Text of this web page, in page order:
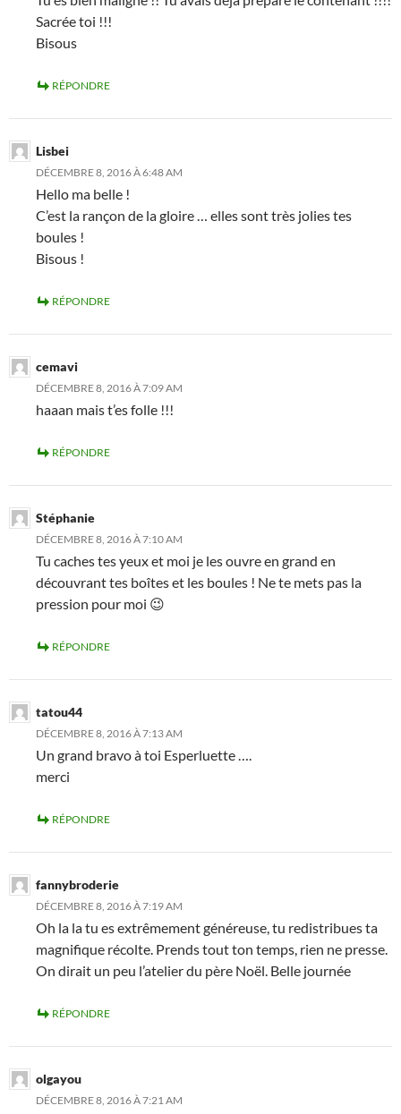
Sacrée toi !!!
Bisous
RÉPONDRE
Lisbei
DÉCEMBRE 8, 2016 À 6:48 AM
Hello ma belle !
C’est la rançon de la gloire … elles sont très jolies tes
boules !
Bisous !
RÉPONDRE
cemavi
DÉCEMBRE 8, 2016 À 7:09 AM
haaan mais t’es folle !!!
RÉPONDRE
Stéphanie
DÉCEMBRE 8, 2016 À 7:10 AM
Tu caches tes yeux et moi je les ouvre en grand en
découvrant tes boîtes et les boules ! Ne te mets pas la
pression pour moi 😉
RÉPONDRE
tatou44
DÉCEMBRE 8, 2016 À 7:13 AM
Un grand bravo à toi Esperluette ….
merci
RÉPONDRE
fannybroderie
DÉCEMBRE 8, 2016 À 7:19 AM
Oh la la tu es extrêmement généreuse, tu redistribues ta
magnifique récolte. Prends tout ton temps, rien ne presse.
On dirait un peu l’atelier du père Noël. Belle journée
RÉPONDRE
olgayou
DÉCEMBRE 8, 2016 À 7:21 AM